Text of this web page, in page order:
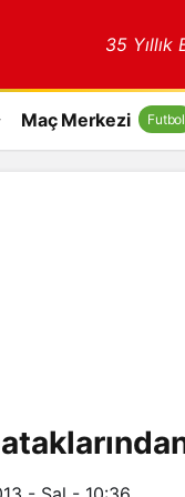
35 Yıllık
Maç Merkezi Futbol